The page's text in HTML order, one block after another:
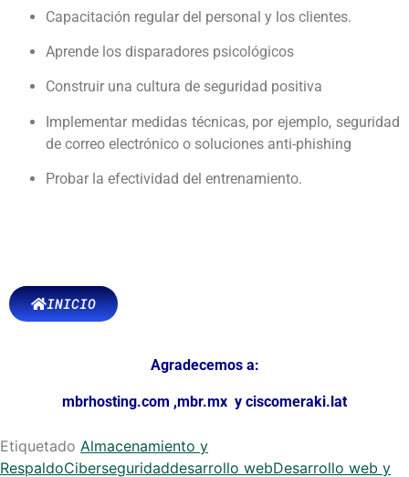
Capacitación regular del personal y los clientes.
Aprende los disparadores psicológicos
Construir una cultura de seguridad positiva
Implementar medidas técnicas, por ejemplo, seguridad
de correo electrónico o soluciones anti-phishing
Probar la efectividad del entrenamiento.
INICIO
Agradecemos a:
mbrhosting.com ,mbr.mx y ciscomeraki.lat
Etiquetado Almacenamiento y
RespaldoCiberseguridaddesarrollo webDesarrollo web y